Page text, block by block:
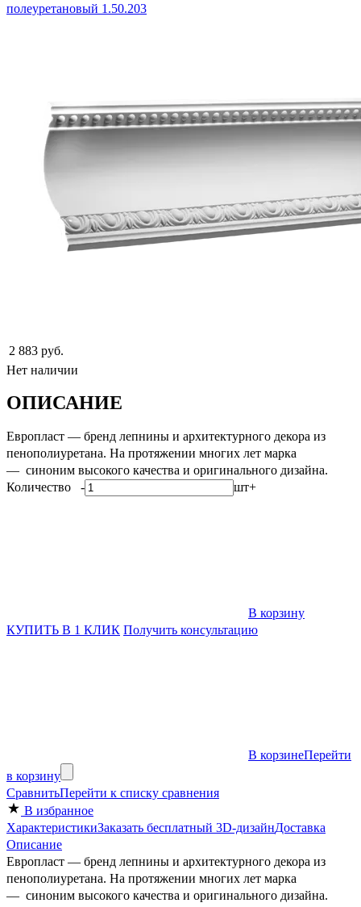
2 883 руб.
Нет наличии
ОПИСАНИЕ
Европласт — бренд лепнины и архитектурного декора из
пенополиуретана. На протяжении многих лет марка
— cиноним высокого качества и оригинального дизайна.
Количество - шт+
В корзину
КУПИТЬ В 1 КЛИК Получить консультацию
В корзинеПерейти
в корзину
СравнитьПерейти к списку сравнения
В избранное
ХарактеристикиЗаказать бесплатный 3D-дизайнДоставка
Описание
Европласт — бренд лепнины и архитектурного декора из
пенополиуретана. На протяжении многих лет марка
— cиноним высокого качества и оригинального дизайна.